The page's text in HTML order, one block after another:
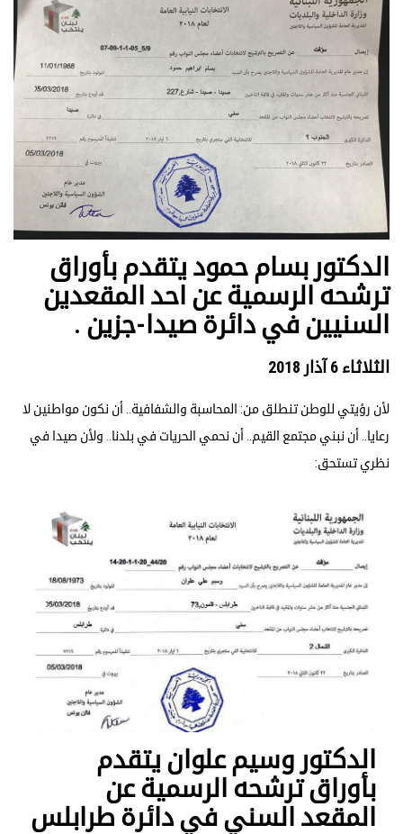
الدكتور بسام حمود يتقدم بأوراق
ترشحه الرسمية عن احد المقعدين
السنيين في دائرة صيدا-جزين .
الثلاثاء 6 آذار 2018
لأن رؤيتي للوطن تنطلق من: المحاسبة والشفافية.. أن نكون مواطنين لا
رعايا.. أن نبني مجتمع القيم.. أن نحمي الحريات في بلدنا.. ولأن صيدا في
نظري تستحق:
الدكتور وسيم علوان يتقدم
بأوراق ترشحه الرسمية عن
المقعد السني في دائرة طرابلس